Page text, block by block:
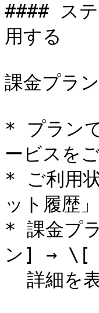
#### ステ
用する
課金プラ
* プラン
ービスを
* ご利用
ット履歴
* 課金プ
ン] → \[